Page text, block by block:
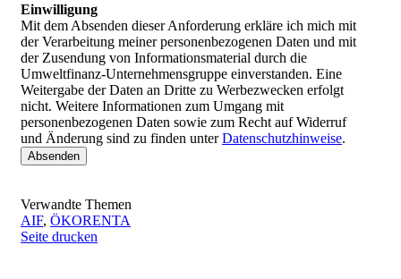
Einwilligung
Mit dem Absenden dieser Anforderung erkläre ich mich mit
der Verarbeitung meiner personenbezogenen Daten und mit
der Zusendung von Informationsmaterial durch die
Umweltfinanz-Unternehmensgruppe einverstanden. Eine
Weitergabe der Daten an Dritte zu Werbezwecken erfolgt
nicht. Weitere Informationen zum Umgang mit
personenbezogenen Daten sowie zum Recht auf Widerruf
und Änderung sind zu finden unterDatenschutzhinweise.
Verwandte Themen
AIF,ÖKORENTA
Seite drucken